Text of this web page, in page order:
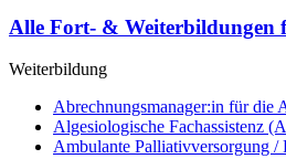
Alle Fort- & Weiterbildungen
Weiterbildung
Abrechnungsmanager:in für die
Algesiologische Fachassistenz
Ambulante Palliativversorgung /